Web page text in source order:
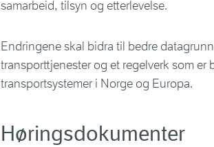
samarbeid, tilsyn og etterlevelse.
Endringene skal bidra til bedre
transporttjenester og et regelverk som
transportsystemer i Norge og Europa.
Høringsdokumenter